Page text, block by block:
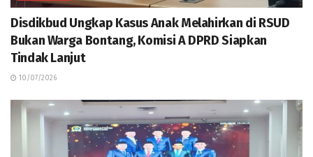
Disdikbud Ungkap Kasus Anak Melahirkan di RSUD
Bukan Warga Bontang, Komisi A DPRD Siapkan
Tindak Lanjut
10/07/2026